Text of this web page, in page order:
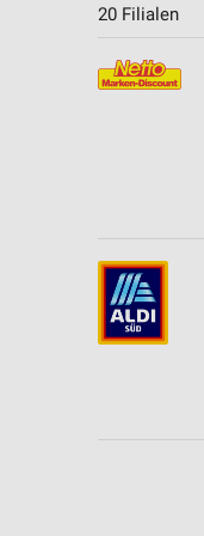
20 Filialen